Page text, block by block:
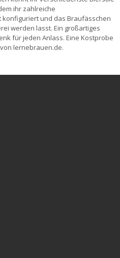
ihr zahlreiche
und das Braufässchen
werden lasst. Ein großartiges
für jeden Anlass. Eine Kostprobe
lernebrauen.de.